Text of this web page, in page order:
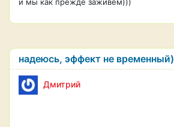
надеюсь, эффект не временный)
Дмитрий